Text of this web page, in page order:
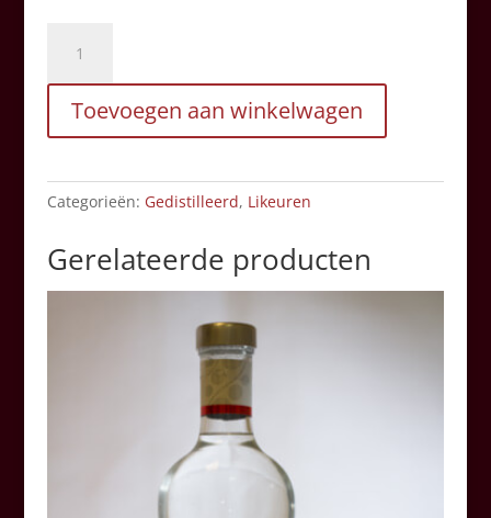
Wilhelmus
Oranje
sinaasappel
likeur
aantal
Toevoegen aan winkelwagen
Categorieën: Gedistilleerd, Likeuren
Gerelateerde producten